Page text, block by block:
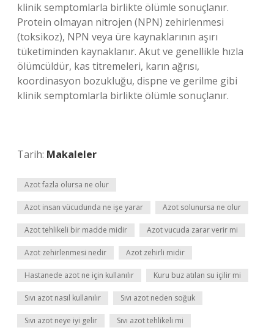
klinik semptomlarla birlikte ölümle sonuçlanır.
Protein olmayan nitrojen (NPN) zehirlenmesi
(toksikoz), NPN veya üre kaynaklarının aşırı
tüketiminden kaynaklanır. Akut ve genellikle hızla
ölümcüldür, kas titremeleri, karın ağrısı,
koordinasyon bozukluğu, dispne ve gerilme gibi
klinik semptomlarla birlikte ölümle sonuçlanır.
Tarih: Makaleler
Azot fazla olursa ne olur
Azot insan vücudunda ne işe yarar Azot solunursa ne olur
Azot tehlikeli bir madde midir Azot vucuda zarar verir mi
Azot zehirlenmesi nedir Azot zehirli midir
Hastanede azot ne için kullanılır Kuru buz atılan su içilir mi
Sıvı azot nasıl kullanılır Sıvı azot neden soğuk
Sıvı azot neye iyi gelir Sıvı azot tehlikeli mi